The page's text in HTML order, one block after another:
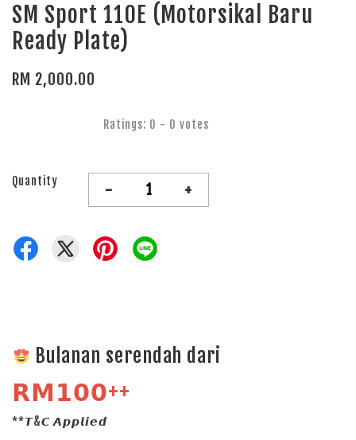
SM Sport 110E (Motorsikal Baru
Ready Plate)
RM 2,000.00
Ratings: 0 - 0 votes
Quantity - +
Bulanan serendah dari
𝗥𝗠𝟭𝟬𝟬++
**𝙏&𝘾 𝘼𝙥𝙥𝙡𝙞𝙚𝙙